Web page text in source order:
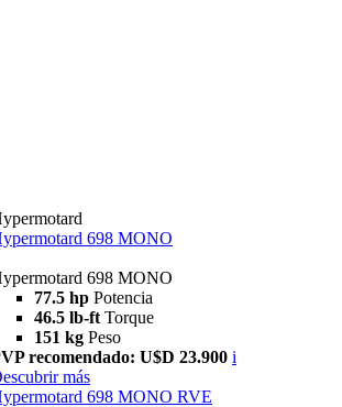
698 MONO
698 MONO
77.5 hp Potencia
46.5 lb-ft Torque
151 kg Peso
recomendado: U$D 23.900 i
más
698 MONO RVE